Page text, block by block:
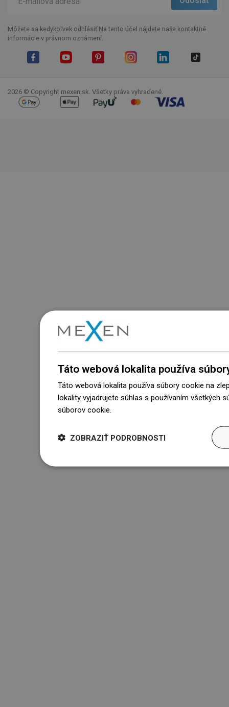
Môžete sa kedykoľvek odhlásiť.Na tento účel nájdete naše kontaktné
informácie v právnom oznámení.
2026 © Copyright mexen.sk. Všetky práva vyhradené.
Táto webová lokalita používa
Táto webová lokalita používa súbory cookie na
lokality vyjadrujete súhlas s používaním všetkých
súborov cookie.
ZOBRAZIŤ PODROBNOSTI